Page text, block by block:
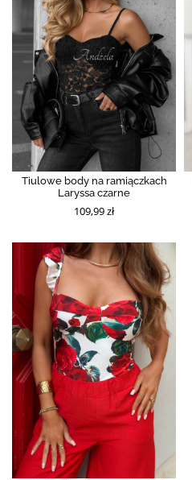
Tiulowe body na ramiączkach
Laryssa czarne
109,99 zł